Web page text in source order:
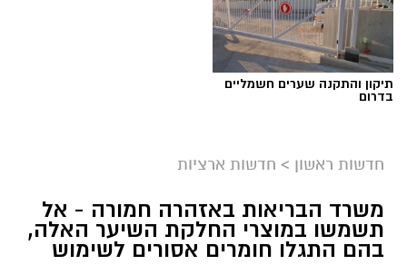
תיקון והתקנה שערים חשמליים
בדרום
חדשות ראשון > חדשות ארציות
משרד הבריאות באזהרה חמורה - אל
תשמשו במוצרי החלקת השיער האלה,
בהם התגלו חומרים אסורים לשימוש